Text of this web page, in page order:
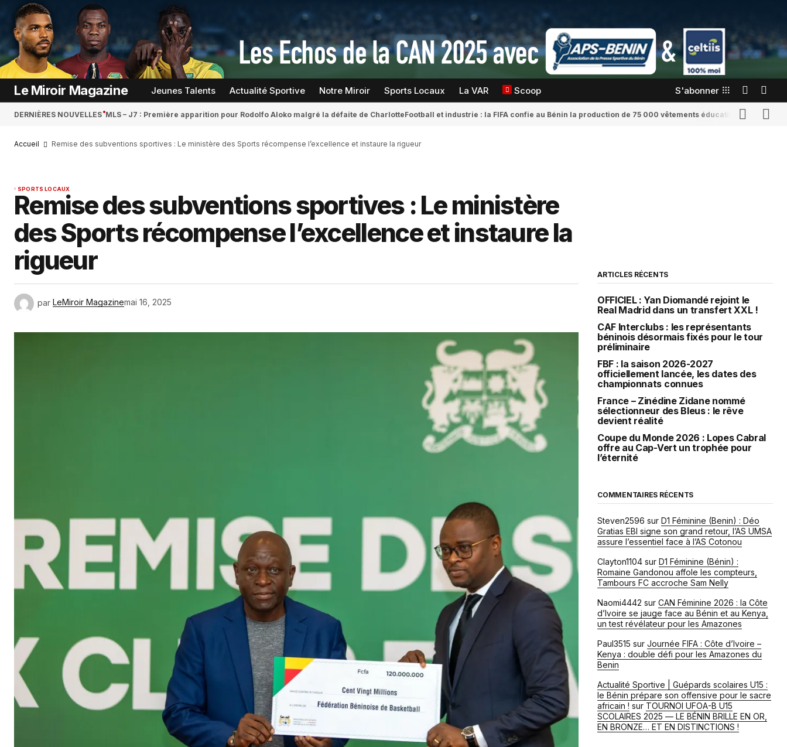
Le Miroir Magazine Jeunes Talents Actualité Sportive Notre Miroir Sports Locaux La VAR Scoop S'abonner
DERNIÈRES NOUVELLES MLS – J7 : Première apparition pour Rodolfo Aloko malgré la défaite de CharlotteFootball et industrie : la FIFA confie au Bénin la production de 75 000 vêtements éducatifs
Accueil Remise des subventions sportives : Le ministère des Sports récompense l’excellence et instaure la rigueur
SPORTS LOCAUX
Remise des subventions sportives : Le ministère
des Sports récompense l’excellence et instaure la
rigueur
par LeMiroir Magazinemai 16, 2025
ARTICLES RÉCENTS
OFFICIEL : Yan Diomandé rejoint le
Real Madrid dans un transfert XXL !
CAF Interclubs : les représentants
béninois désormais fixés pour le tour
préliminaire
FBF : la saison 2026-2027
officiellement lancée, les dates des
championnats connues
France – Zinédine Zidane nommé
sélectionneur des Bleus : le rêve
devient réalité
Coupe du Monde 2026 : Lopes Cabral
offre au Cap-Vert un trophée pour
l’éternité
COMMENTAIRES RÉCENTS
Steven2596 sur D1 Féminine (Benin) : Déo
Gratias EBI signe son grand retour, l’AS UMSA
assure l’essentiel face à l’AS Cotonou
Clayton1104 sur D1 Féminine (Bénin) :
Romaine Gandonou affole les compteurs,
Tambours FC accroche Sam Nelly
Naomi4442 sur CAN Féminine 2026 : la Côte
d’Ivoire se jauge face au Bénin et au Kenya,
un test révélateur pour les Amazones
Paul3515 sur Journée FIFA : Côte d’Ivoire –
Kenya : double défi pour les Amazones du
Benin
Actualité Sportive | Guépards scolaires U15 :
le Bénin prépare son offensive pour le sacre
africain ! sur TOURNOI UFOA-B U15
SCOLAIRES 2025 — LE BÉNIN BRILLE EN OR,
EN BRONZE… ET EN DISTINCTIONS !